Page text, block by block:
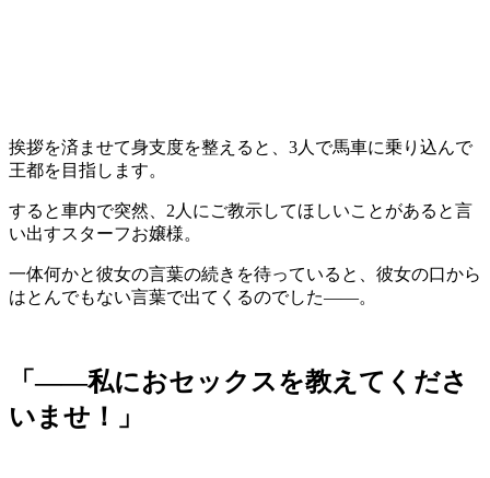
挨拶を済ませて身支度を整えると、3人で馬車に乗り込んで
王都を目指します。
すると車内で突然、2人にご教示してほしいことがあると言
い出すスターフお嬢様。
一体何かと彼女の言葉の続きを待っていると、彼女の口から
はとんでもない言葉で出てくるのでした――。
「――私におセックスを教えてくださ
いませ！」